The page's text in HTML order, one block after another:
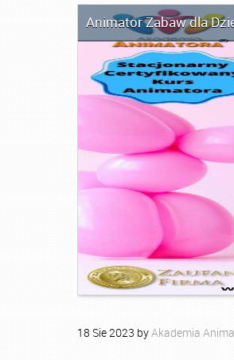
Animator Zabaw dla
18 Sie2023 byAkademia